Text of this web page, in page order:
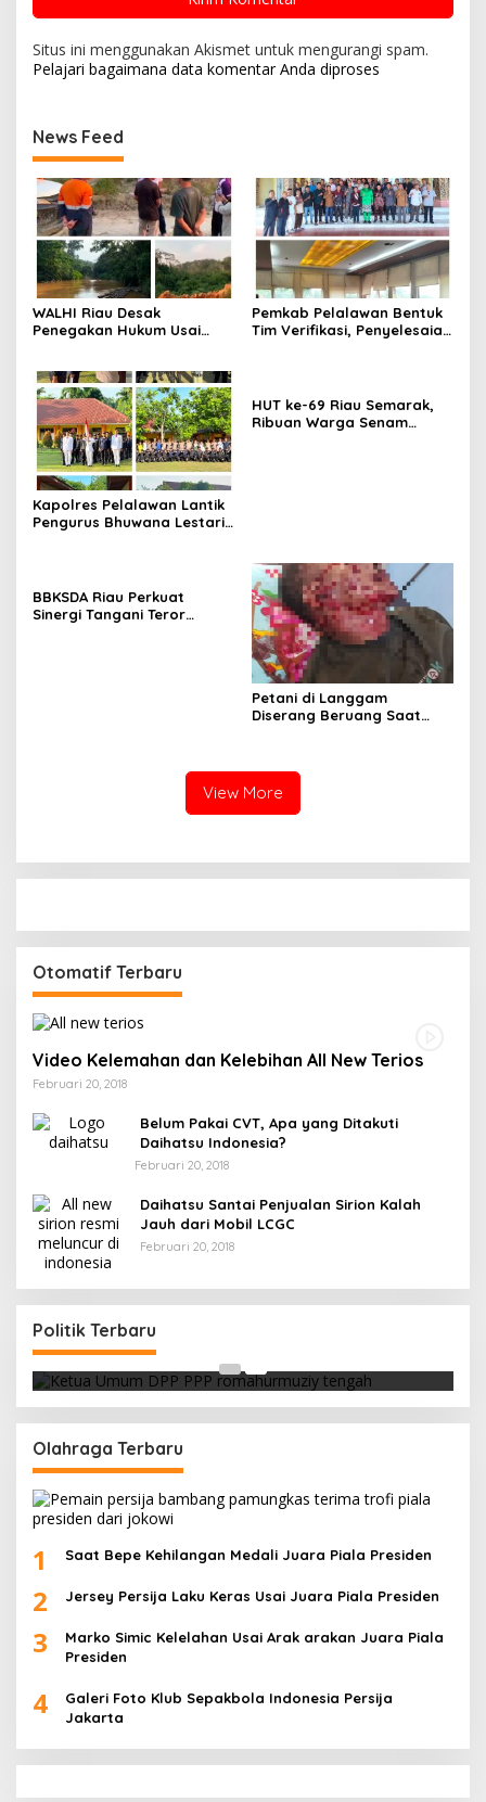
Situs ini menggunakan Akismet untuk mengurangi spam.
Pelajari bagaimana data komentar Anda diproses
News Feed
WALHI Riau Desak
Penegakan Hukum Usai
Tambang PT BPP
Pemkab Pelalawan Bentuk
Tim Verifikasi, Penyelesaian
Kapolres Pelalawan Lantik
Pengurus Bhuwana Lestari
Berkarakter
HUT ke-69 Riau Semarak,
Ribuan Warga Senam
BBKSDA Riau Perkuat
Sinergi Tangani Teror
Petani di Langgam
Diserang Beruang Saat
View More
Otomatif Terbaru
Video Kelemahan dan Kelebihan All New Terios
Februari 20, 2018
Belum Pakai CVT, Apa yang Ditakuti
Daihatsu Indonesia?
Februari 20, 2018
Daihatsu Santai Penjualan Sirion Kalah
Jauh dari Mobil LCGC
Februari 20, 2018
Politik Terbaru
Yasin
Olahraga Terbaru
1 Saat Bepe Kehilangan Medali Juara Piala Presiden
2 Jersey Persija Laku Keras Usai Juara Piala Presiden
3
Marko Simic Kelelahan Usai Arak arakan Juara Piala
Presiden
4
Galeri Foto Klub Sepakbola Indonesia Persija
Jakarta